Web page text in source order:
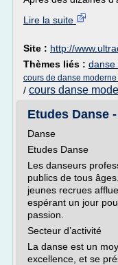
Lire la suite
Site : http://
Thèmes liés : danse
cours de danse
/ cours danse
Etudes Danse
Danse
Etudes Danse
Les danseurs
publics de tous
jeunes recrues
espérant un jour
passion.
Secteur d’activité
La danse est un
excellence, et se